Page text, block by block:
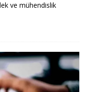
ve mühendislik